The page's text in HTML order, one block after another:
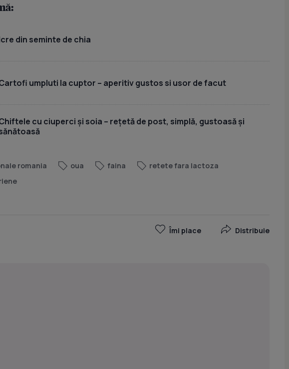
din seminte de chia
umpluti la cuptor – aperitiv gustos si usor de facut
cu ciuperci și soia – rețetă de post, simplă, gustoasă și
romania oua faina
retete fara lactoza
Îmi place Distribuie